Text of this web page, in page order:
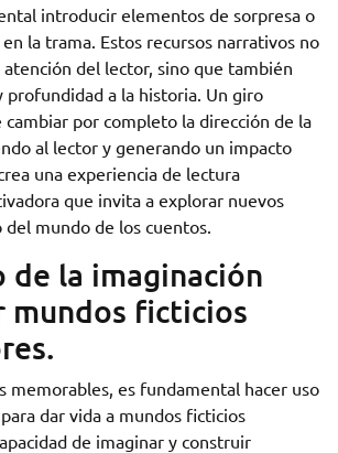
introducir elementos de sorpresa o
la trama. Estos recursos narrativos no
del lector, sino que también
profundidad a la historia. Un giro
cambiar por completo la dirección de la
al lector y generando un impacto
una experiencia de lectura
que invita a explorar nuevos
mundo de los cuentos.
de la imaginación
mundos ficticios
memorables, es fundamental hacer uso
dar vida a mundos ficticios
de imaginar y construir